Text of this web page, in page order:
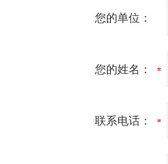
您的单位：
您的姓名：
联系电话：